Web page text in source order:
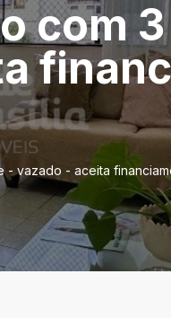
com
- vazado - aceita